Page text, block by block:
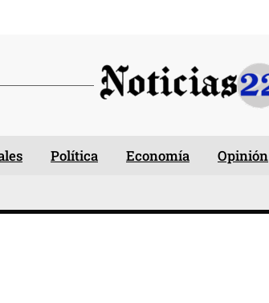
Política Economía Opinión